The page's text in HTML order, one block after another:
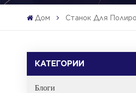
Дом Станок Для
КАТЕГОРИИ
Блоги